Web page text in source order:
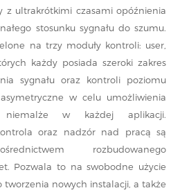
z ultrakrótkimi czasami opóźnienia
stosunku sygnału do szumu.
na trzy moduły kontroli: user,
każdy posiada szeroki zakres
sygnału oraz kontroli poziomu
w celu umożliwienia
niemalże w każdej aplikacji.
oraz nadzór nad pracą są
rozbudowanego
Pozwala to na swobodne użycie
tworzenia nowych instalacji, a także